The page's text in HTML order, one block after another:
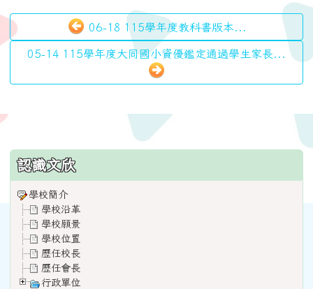
06-18 115學年度教科書版本...
05-14 115學年度大同國小資優鑑定通過學生家長...
:::
認識文欣
學校簡介
學校沿革
學校願景
學校位置
歷任校長
歷任會長
行政單位